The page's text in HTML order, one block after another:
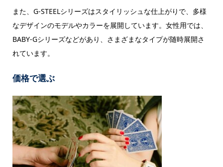
​また、​G-STEELシリーズはスタイリッシュな仕上がりで、多様
な​デザインのモデルやカラーを展開してい​ます。​女性用では、​
BABY-Gシリーズなどがあり、さまざまなタイプが随時展開さ
れています。
価格で選ぶ